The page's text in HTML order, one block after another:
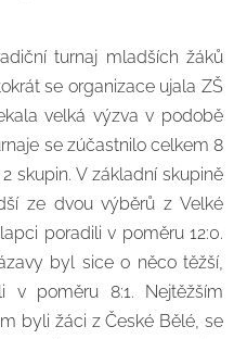
turnaj mladších žáků
se organizace ujala ZŠ
velká výzva v podobě
se zúčastnilo celkem 8
skupin. V základní skupině
ze dvou výběrů z Velké
poradili v poměru 12:0.
byl sice o něco těžší,
v poměru 8:1. Nejtěžším
byli žáci z České Bělé, se